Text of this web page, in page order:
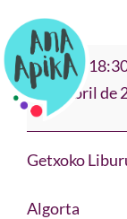
al
contenido
Monda
Lironda
Pailazoak,
Getxo
17:30 –
4 de abril de
Getxoko
Algorta